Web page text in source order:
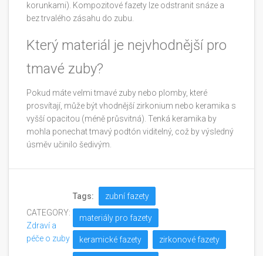
korunkami). Kompozitové fazety lze odstranit snáze a
bez trvalého zásahu do zubu.
Který materiál je nejvhodnější pro
tmavé zuby?
Pokud máte velmi tmavé zuby nebo plomby, které
prosvítají, může být vhodnější zirkonium nebo keramika s
vyšší opacitou (méně průsvitná). Tenká keramika by
mohla ponechat tmavý podtón viditelný, což by výsledný
úsměv učinilo šedivým.
CATEGORY:
Zdraví a
péče o zuby
Tags: zubní fazety
materiály pro fazety
keramické fazety zirkonové fazety